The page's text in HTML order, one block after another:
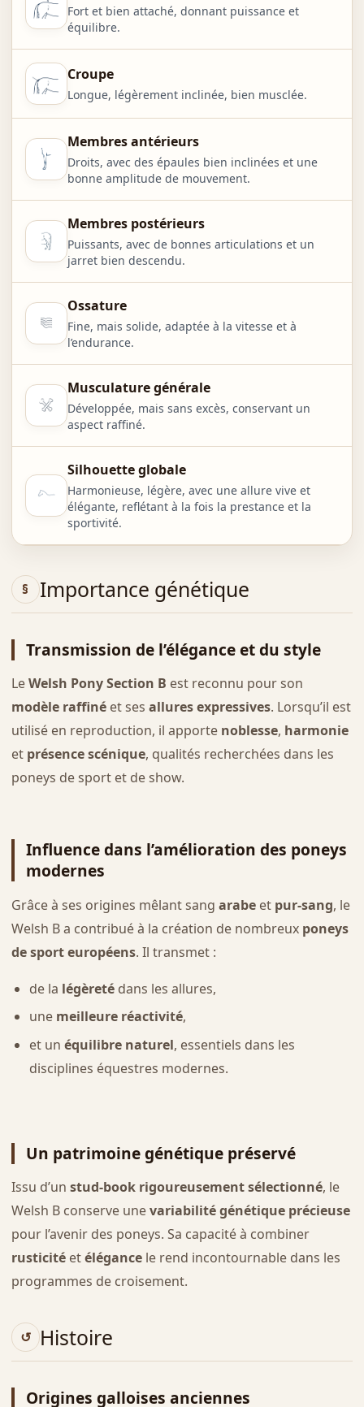
Fort et bien attaché, donnant puissance et
équilibre.
Croupe
Longue, légèrement inclinée, bien musclée.
Membres antérieurs
Droits, avec des épaules bien inclinées et une
bonne amplitude de mouvement.
Membres postérieurs
Puissants, avec de bonnes articulations et un
jarret bien descendu.
Ossature
Fine, mais solide, adaptée à la vitesse et à
l’endurance.
Musculature générale
Développée, mais sans excès, conservant un
aspect raffiné.
Silhouette globale
Harmonieuse, légère, avec une allure vive et
élégante, reflétant à la fois la prestance et la
sportivité.
Importance génétique
Transmission de l’élégance et du style
LeWelsh Pony Section B est reconnu pour son
modèle raffinéet ses allures expressives. Lorsqu’il est
utilisé en reproduction, il apporte noblesse, harmonie
et présence scénique, qualités recherchées dans les
poneys de sport et de show.
Influence dans l’amélioration des poneys
modernes
Grâce à ses origines mêlant sang arabeet pur-sang, le
Welsh B a contribué à la création de nombreux poneys
de sport européens. Il transmet :
de la légèretédans les allures,
une meilleure réactivité,
et un équilibre naturel, essentiels dans les
disciplines équestres modernes.
Un patrimoine génétique préservé
Issu d’un stud-book rigoureusement sélectionné, le
Welsh B conserve unevariabilité génétique précieuse
pour l’avenir des poneys. Sa capacité à combiner
rusticitéetélégancele rend incontournable dans les
programmes de croisement.
Histoire
Origines galloises anciennes